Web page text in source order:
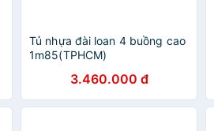
Tủ nhựa đài loan 4 buồng cao
1m85(TPHCM)
3.460.000 đ